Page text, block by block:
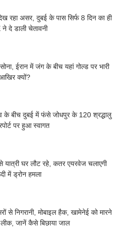
रहा असर, दुबई के पास सिर्फ 8 दिन का ही
दे डाली चेतावनी
ईरान में जंग के बीच यहां गोल्ड पर भारी
क्यों?
के बीच दुबई में फंसे जोधपुर के 120 श्रद्धालु
पर हुआ स्वागत
घर लौट रहे, कतर एयरवेज चलाएगी
में ड्रोन हमला
से निगरानी, मोबाइल हैक, खामेनेई को मारने
जानें कैसे बिछाया जाल